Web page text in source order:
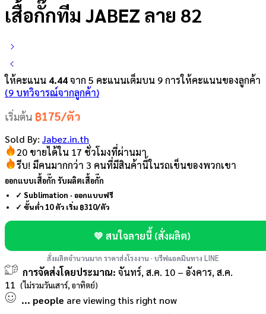
เสื้อกั๊กทีม JABEZ ลาย 82
ให้คะแนน 4.44จาก 5 คะแนนเต็มบน 9การให้คะแนนของลูกค้า
(9 บทวิจารณ์จากลูกค้า)
เริ่มต้น ฿175/ตัว
Sold By: Jabez.in.th
20 ขายได้ใน 17 ชั่วโมงที่ผ่านมา
รีบ! มีคนมากกว่า 3 คนที่มีสินค้านี้ในรถเข็นของพวกเขา
ออกแบบเสื้อกั๊ก รับผลิตเสื้อกั๊ก
✓ Sublimation · ออกแบบฟรี
✓ ขั้นต่ำ 10 ตัว เริ่ม ฿310/ตัว
💚 สนใจลายนี้ (สั่งผลิต)
สั่งผลิตจำนวนมาก ราคาส่งโรงงาน · บรีฟแอดมินทาง LINE
การจัดส่งโดยประมาณ: จันทร์, ส.ค. 10 – อังคาร, ส.ค.
11 (ไม่รวมวันเสาร์, อาทิตย์)
... people are viewing this right now